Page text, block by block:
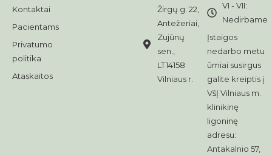
Kontaktai
Pacientams
Privatumo
politika
Ataskaitos
Žirgų g. 22,
Antežeriai,
Zujūnų
sen.,
LT14158
Vilniaus r.
VI - VII:
Nedirbame
Įstaigos
nedarbo metu
ūmiai susirgus
galite kreiptis į
VšĮ Vilniaus m.
klinikinę
ligoninę
adresu:
Antakalnio 57,